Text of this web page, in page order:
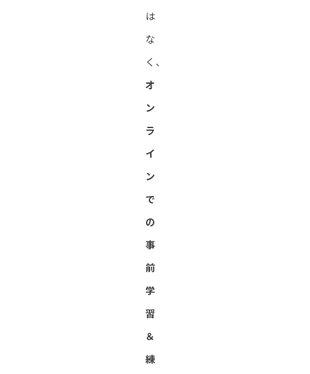
は
な
く、
オ
ン
ラ
イ
ン
で
の
事
前
学
習
＆
練